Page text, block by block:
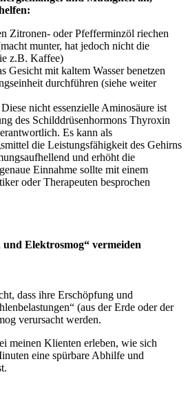
Zitronen- oder Pfefferminzöl riechen
munter, hat jedoch nicht die
z.B. Kaffee)
Gesicht mit kaltem Wasser benetzen
durchführen (siehe weiter
nicht essenzielle Aminosäure ist
des Schilddrüsenhormons Thyroxin
Es kann als
die Leistungsfähigkeit des Gehirns
und erhöht die
Einnahme sollte mit einem
oder Therapeuten besprochen
Elektrosmog“ vermeiden
dass ihre Erschöpfung und
(aus der Erde oder der
verursacht werden.
meinen Klienten erleben, wie sich
eine spürbare Abhilfe und